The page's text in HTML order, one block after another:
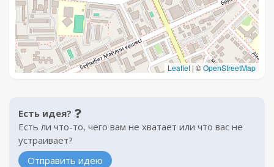
Leaflet | ©OpenStreetMap
Есть идея?
Есть ли что-то, чего вам не хватает или что вас не
устраивает?
Отправить идею